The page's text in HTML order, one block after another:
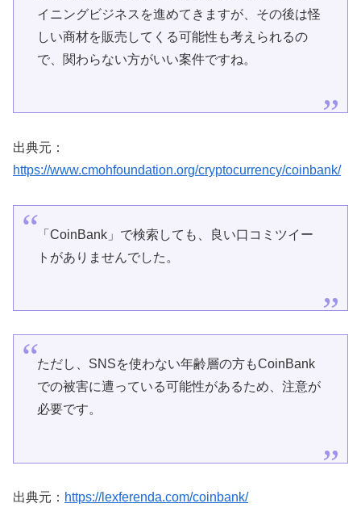
イニングビジネスを進めてきますが、その後は怪
しい商材を販売してくる可能性も考えられるの
で、関わらない方がいい案件ですね。
出典元：
https://www.cmohfoundation.org/cryptocurrency/coinbank/
「CoinBank」で検索しても、良い口コミツイー
トがありませんでした。
ただし、SNSを使わない年齢層の方もCoinBank
での被害に遭っている可能性があるため、注意が
必要です。
出典元： https://lexferenda.com/coinbank/